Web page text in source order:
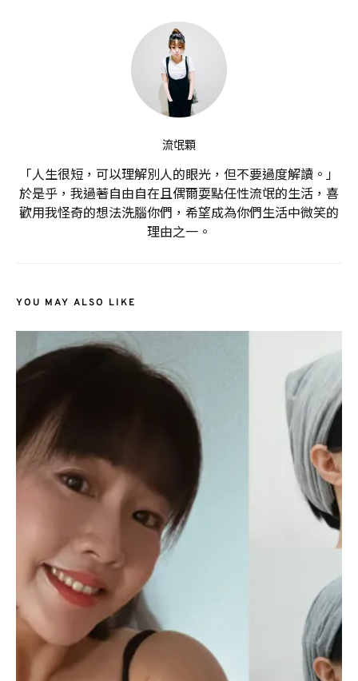
流氓顆
「人生很短，可以理解別人的眼光，但不要過度解讀。」
於是乎，我過著自由自在且偶爾耍點任性流氓的生活，喜
歡用我怪奇的想法洗腦你們，希望成為你們生活中微笑的
理由之一。
YOU MAY ALSO LIKE